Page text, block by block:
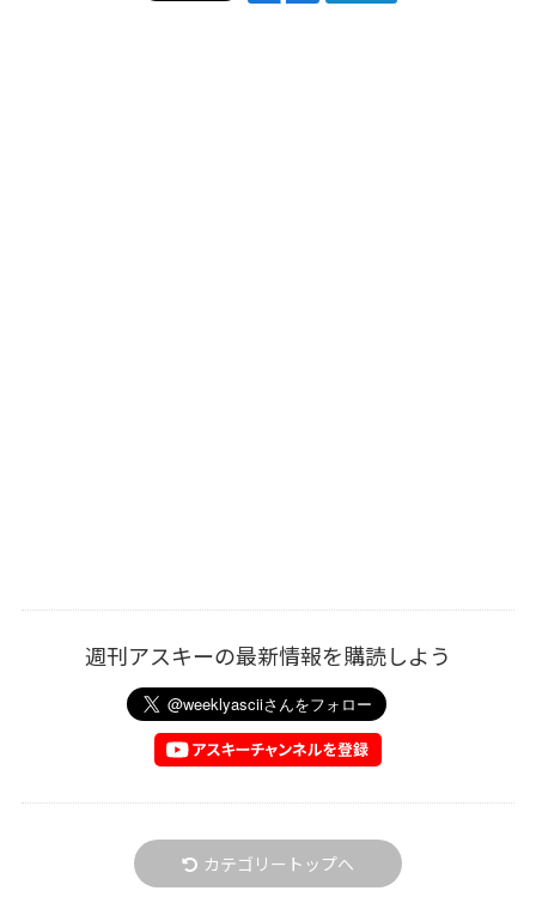
週刊アスキーの最新情報を購読しよう
カテゴリートップへ